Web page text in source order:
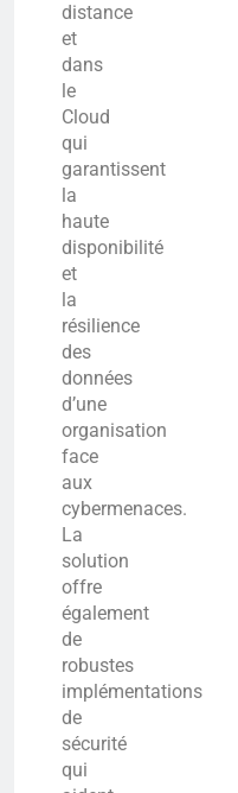
distance
et
dans
le
Cloud
qui
garantissent
la
haute
disponibilité
et
la
résilience
des
données
d’une
organisation
face
aux
cybermenaces.
La
solution
offre
également
de
robustes
implémentations
de
sécurité
qui